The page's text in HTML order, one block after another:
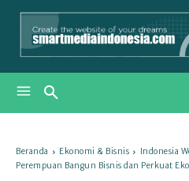
Beranda Ekonomi & Bisnis
Indonesia
Perempuan Bangun Bisnis dan Perkuat